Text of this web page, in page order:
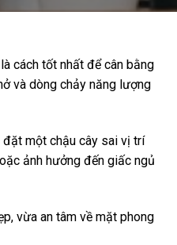
cách tốt nhất để cân bằng
và dòng chảy năng lượng
đặt một chậu cây sai vị trí
ảnh hưởng đến giấc ngủ
vừa an tâm về mặt phong